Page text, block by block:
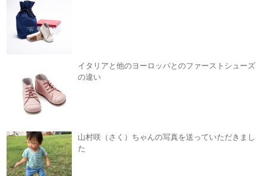
イタリアと他のヨーロッパとのファーストシューズ
の違い
山村咲（さく）ちゃんの写真を送っていただきまし
た